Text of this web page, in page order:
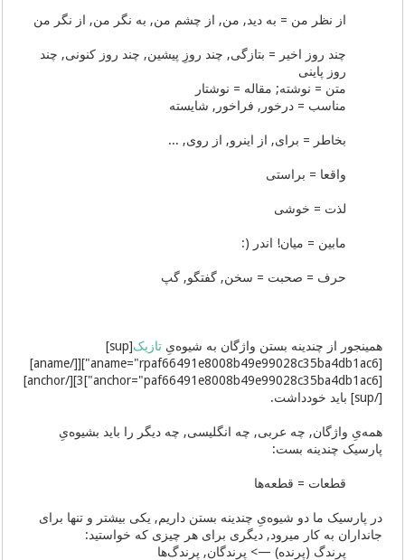
از نظر من = به دید, من, از چشم من, به نگر من, از نگر من
چند روز اخیر = بتازگی, چند روزِ پیشین, چند روز کنونی, چند
روز پاینی
متن = نوشته; مقاله = نوشتار
مناسب = درخور, فراخور, شایسته
بخاطر = برای, از اینرو, از روی, ...
واقعا = براستی
لذت = خوشی
مابین = میان! اندر (:
حرف = صحبت = سخن, گفتگو, گپ
همینجور از چندینه بستن واژگان به شیوه‌یِتازیک
[sup]
[aname="rpaf66491e8008b49e99028c35ba4db1ac6"][[/aname]
[anchor="paf66491e8008b49e99028c35ba4db1ac6"]3][/anchor]
[/sup] باید خودداشت.
همه‌یِ واژگان, چه عربی, چه انگلیسی, چه دیگر را باید بشیوه‌یِ
پارسیک چندینه بست:
قطعات = قطعه‌ها
در پارسیک ما دو شیوه‌یِ چندینه بستن داریم, یکی بیشتر و تنها برای
جانداران به کار میرود, دیگری برای هر چیزی که خواستید:
پرندگ (پرنده) —> پرندگان, پرندگ‌ها